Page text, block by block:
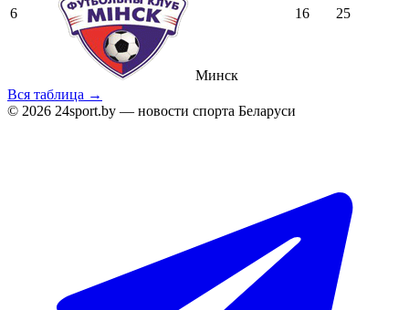
6
Минск
16 25
Вся таблица →
© 2026 24sport.by — новости спорта Беларуси